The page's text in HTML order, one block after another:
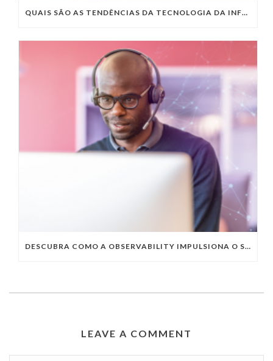
QUAIS SÃO AS TENDÊNCIAS DA TECNOLOGIA DA INFORMAÇÃO PARA 2023?
DESCUBRA COMO A OBSERVABILITY IMPULSIONA O SUCESSO DO SEU NEGÓCIO
LEAVE A COMMENT